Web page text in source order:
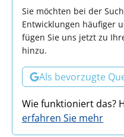
Sie möchten bei der
Entwicklungen häufiger
fügen Sie uns jetzt zu
hinzu.
Als bevorzugte
Wie funktioniert das?
erfahren Sie mehr